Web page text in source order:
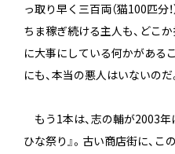
っ取り早く三百両（猫100匹分
ちま稼ぎ続ける主人も、どこ
に大事にしている何かがある
にも、本当の悪人はいないのだ
もう1本は、志の輔が2003年
ひな祭り』。古い商店街に、